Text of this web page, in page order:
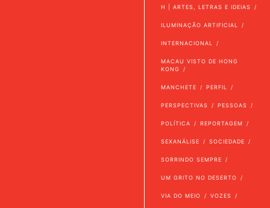
H | ARTES, LETRAS E IDEIAS
ILUMINAÇÃO ARTIFICIAL
INTERNACIONAL
MACAU VISTO DE HONG
KONG
MANCHETE PERFIL
PERSPECTIVAS PESSOAS
POLÍTICA REPORTAGEM
SEXANÁLISE SOCIEDADE
SORRINDO SEMPRE
UM GRITO NO DESERTO
VIA DO MEIO VOZES